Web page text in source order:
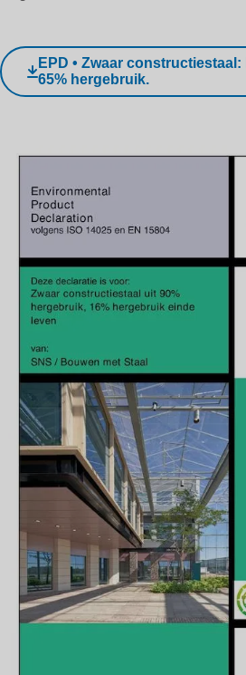
EPD • Zwaar constructiestaal:
65% hergebruik.